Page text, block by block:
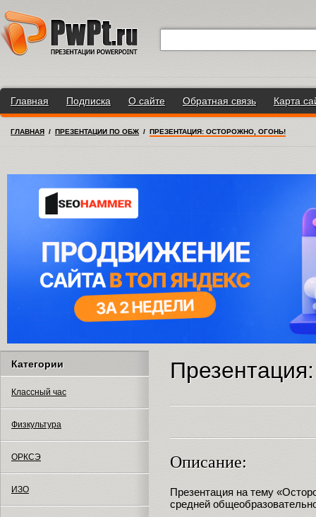
Главная Подписка О сайте Обратная связь Карта
ГЛАВНАЯ / ПРЕЗЕНТАЦИИ ПО ОБЖ / ПРЕЗЕНТАЦИЯ: ОСТОРОЖНО, ОГОНЬ!
Категории
Классный час
Физкультура
ОРКСЭ
ИЗО
Описание:
Презентация на тему
средней